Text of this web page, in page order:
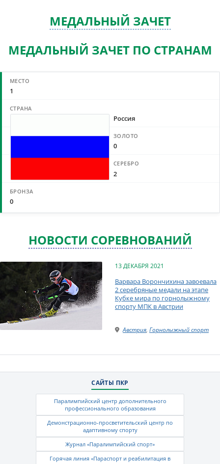
МЕДАЛЬНЫЙ ЗАЧЕТ
МЕДАЛЬНЫЙ ЗАЧЕТ ПО СТРАНАМ
1
Россия
0
2
0
НОВОСТИ СОРЕВНОВАНИЙ
13 ДЕКАБРЯ 2021
Варвара Ворончихина завоевала
2 серебряные медали на этапе
Кубке мира по горнолыжному
спорту МПК в Австрии
Австрия, Горнолыжный спорт
САЙТЫ ПКР
Паралимпийский центр дополнительного
профессионального образования
Демонстрационно-просветительский центр по
адаптивному спорту
Журнал «Паралимпийский спорт»
Горячая линия «Параспорт и реабилитация в